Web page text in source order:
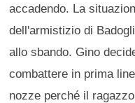
accadendo. La
dell'armistizio di
allo sbando. Gino
combattere in prima
nozze perché il